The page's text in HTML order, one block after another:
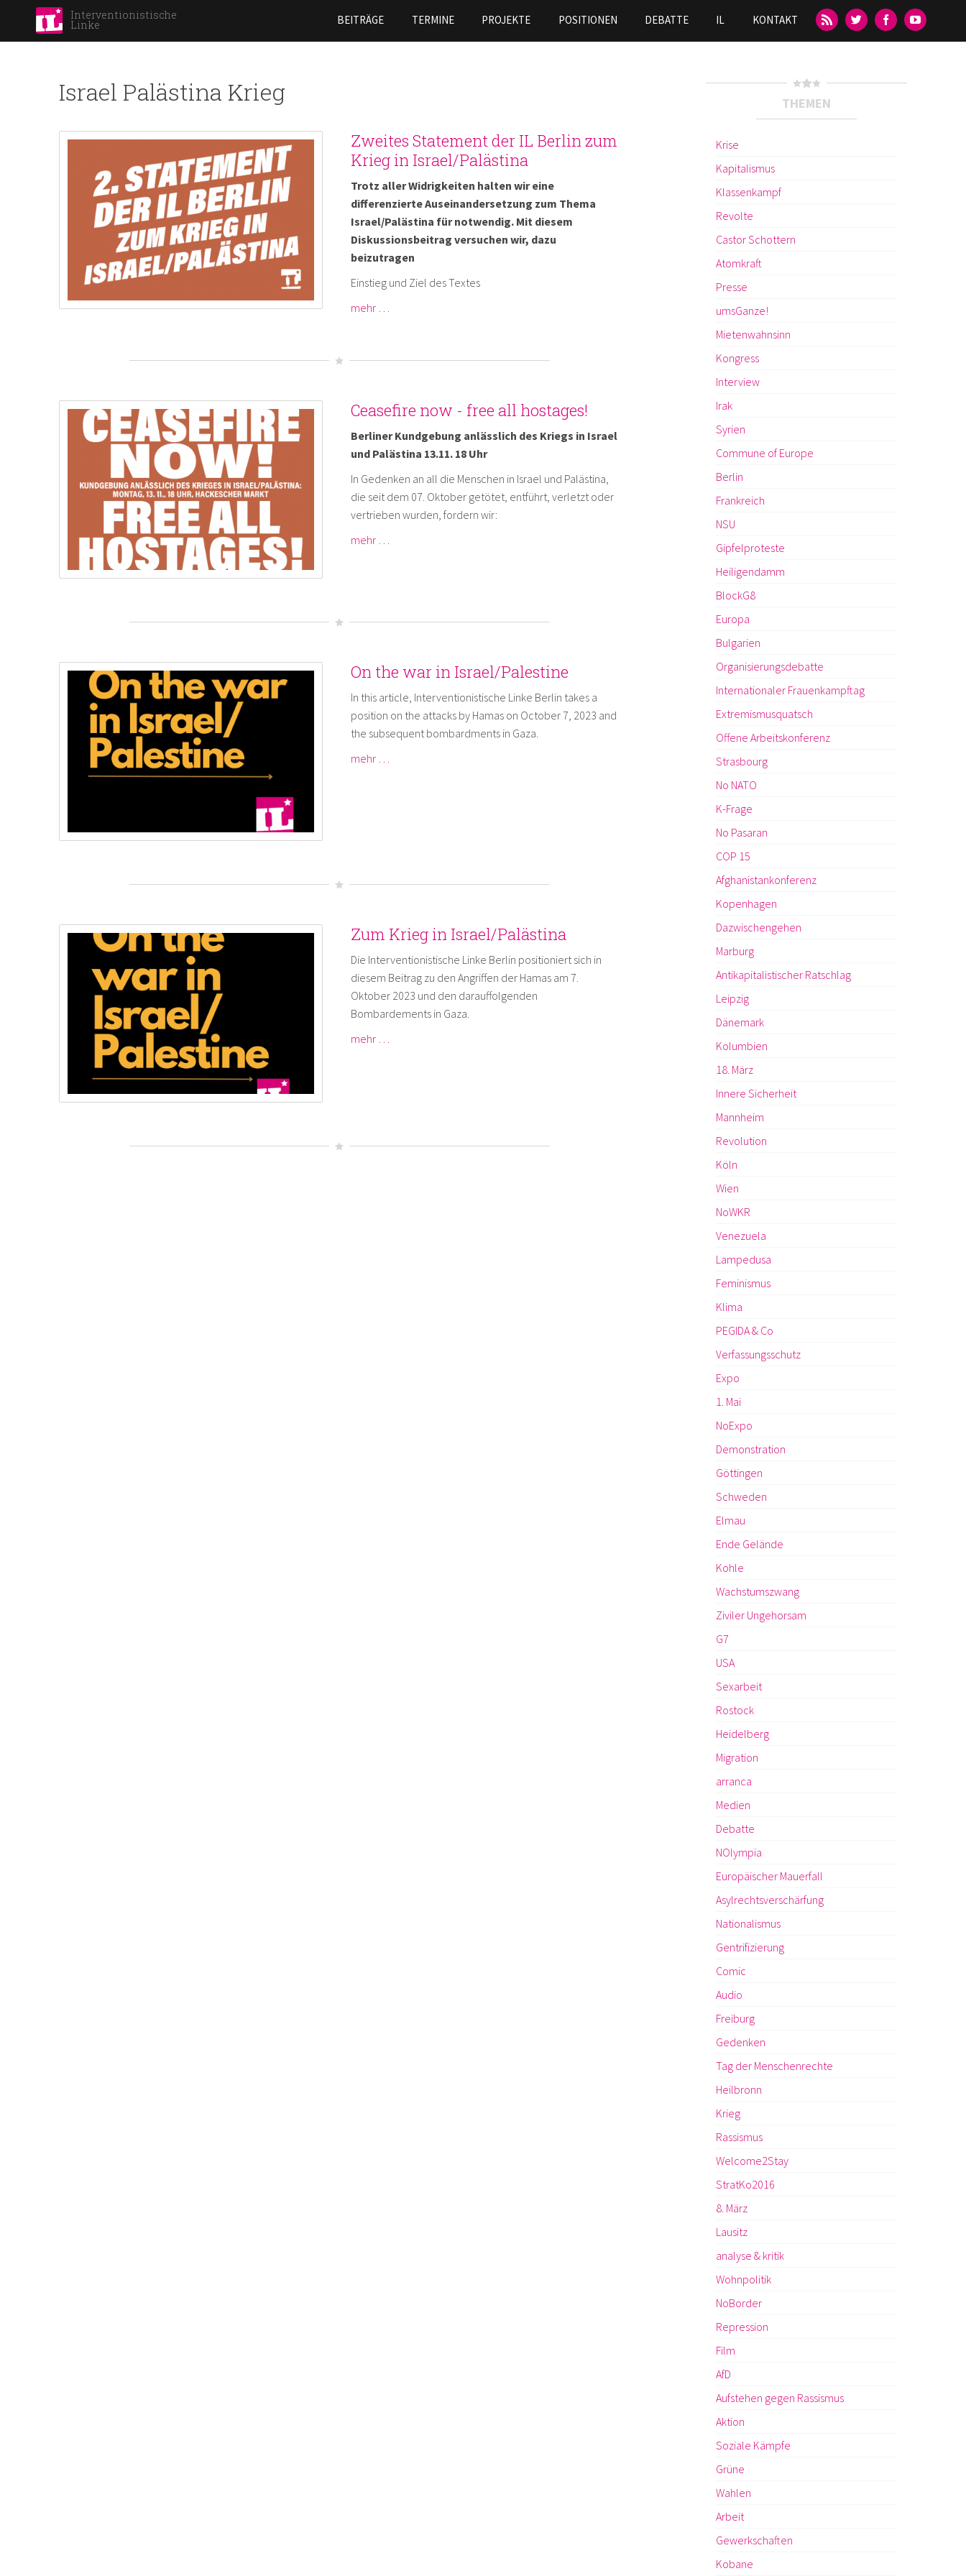
main
content
Interventionistische
Linke BEITRÄGE TERMINE PROJEKTE POSITIONEN DEBATTE IL KONTAKT
Israel Palästina Krieg
Zweites Statement der IL Berlin zum
Krieg in Israel/Palästina
Trotz aller Widrigkeiten halten wir eine
differenzierte Auseinandersetzung zum Thema
Israel/Palästina für notwendig. Mit diesem
Diskussionsbeitrag versuchen wir, dazu
beizutragen
Einstieg und Ziel des Textes
mehr …
Ceasefire now - free all hostages!
Berliner Kundgebung anlässlich des Kriegs in Israel
und Palästina 13.11. 18 Uhr
In Gedenken an all die Menschen in Israel und Palästina,
die seit dem 07. Oktober getötet, entführt, verletzt oder
vertrieben wurden, fordern wir:
mehr …
On the war in Israel/Palestine
In this article, Interventionistische Linke Berlin takes a
position on the attacks by Hamas on October 7, 2023 and
the subsequent bombardments in Gaza.
mehr …
Zum Krieg in Israel/Palästina
Die Interventionistische Linke Berlin positioniert sich in
diesem Beitrag zu den Angriffen der Hamas am 7.
Oktober 2023 und den darauffolgenden
Bombardements in Gaza.
mehr …
THEMEN
Krise
Kapitalismus
Klassenkampf
Revolte
Castor Schottern
Atomkraft
Presse
umsGanze!
Mietenwahnsinn
Kongress
Interview
Irak
Syrien
Commune of Europe
Berlin
Frankreich
NSU
Gipfelproteste
Heiligendamm
BlockG8
Europa
Bulgarien
Organisierungsdebatte
Internationaler Frauenkampftag
Extremismusquatsch
Offene Arbeitskonferenz
Strasbourg
No NATO
K-Frage
No Pasaran
COP 15
Afghanistankonferenz
Kopenhagen
Dazwischengehen
Marburg
Antikapitalistischer Ratschlag
Leipzig
Dänemark
Kolumbien
18. März
Innere Sicherheit
Mannheim
Revolution
Köln
Wien
NoWKR
Venezuela
Lampedusa
Feminismus
Klima
PEGIDA & Co
Verfassungsschutz
Expo
1. Mai
NoExpo
Demonstration
Göttingen
Schweden
Elmau
Ende Gelände
Kohle
Wachstumszwang
Ziviler Ungehorsam
G7
USA
Sexarbeit
Rostock
Heidelberg
Migration
arranca
Medien
Debatte
NOlympia
Europäischer Mauerfall
Asylrechtsverschärfung
Nationalismus
Gentrifizierung
Comic
Audio
Freiburg
Gedenken
Tag der Menschenrechte
Heilbronn
Krieg
Rassismus
Welcome2Stay
StratKo2016
8. März
Lausitz
analyse & kritik
Wohnpolitik
NoBorder
Repression
Film
AfD
Aufstehen gegen Rassismus
Aktion
Soziale Kämpfe
Grüne
Wahlen
Arbeit
Gewerkschaften
Kobane